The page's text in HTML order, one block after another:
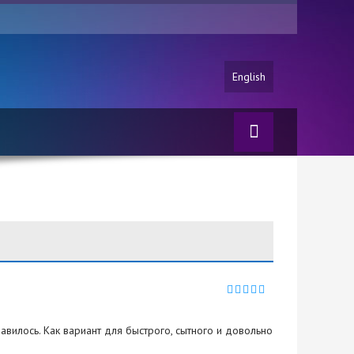
English
Как вариант для быстрого, сытного и довольно